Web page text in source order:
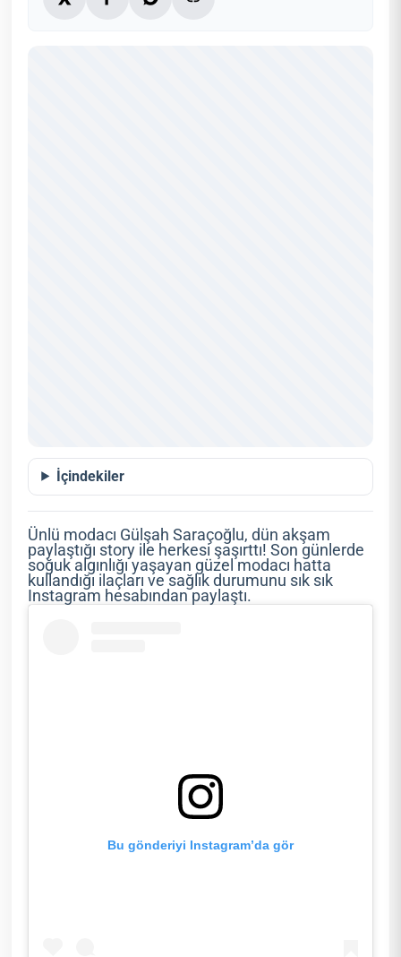
İçindekiler
Ünlü modacı Gülşah Saraçoğlu, dün akşam
paylaştığı story ile herkesi şaşırttı! Son günlerde
soğuk algınlığı yaşayan güzel modacı hatta
kullandığı ilaçları ve sağlık durumunu sık sık
Instagram hesabından paylaştı.
Bu gönderiyi Instagram’da gör